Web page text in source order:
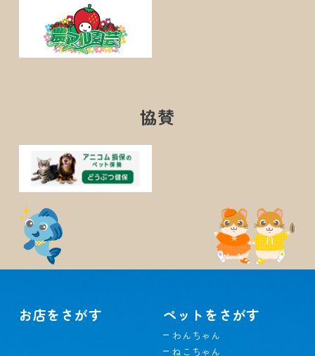
協賛
お店をさがす ペットをさがす
わんちゃん
ねこちゃん